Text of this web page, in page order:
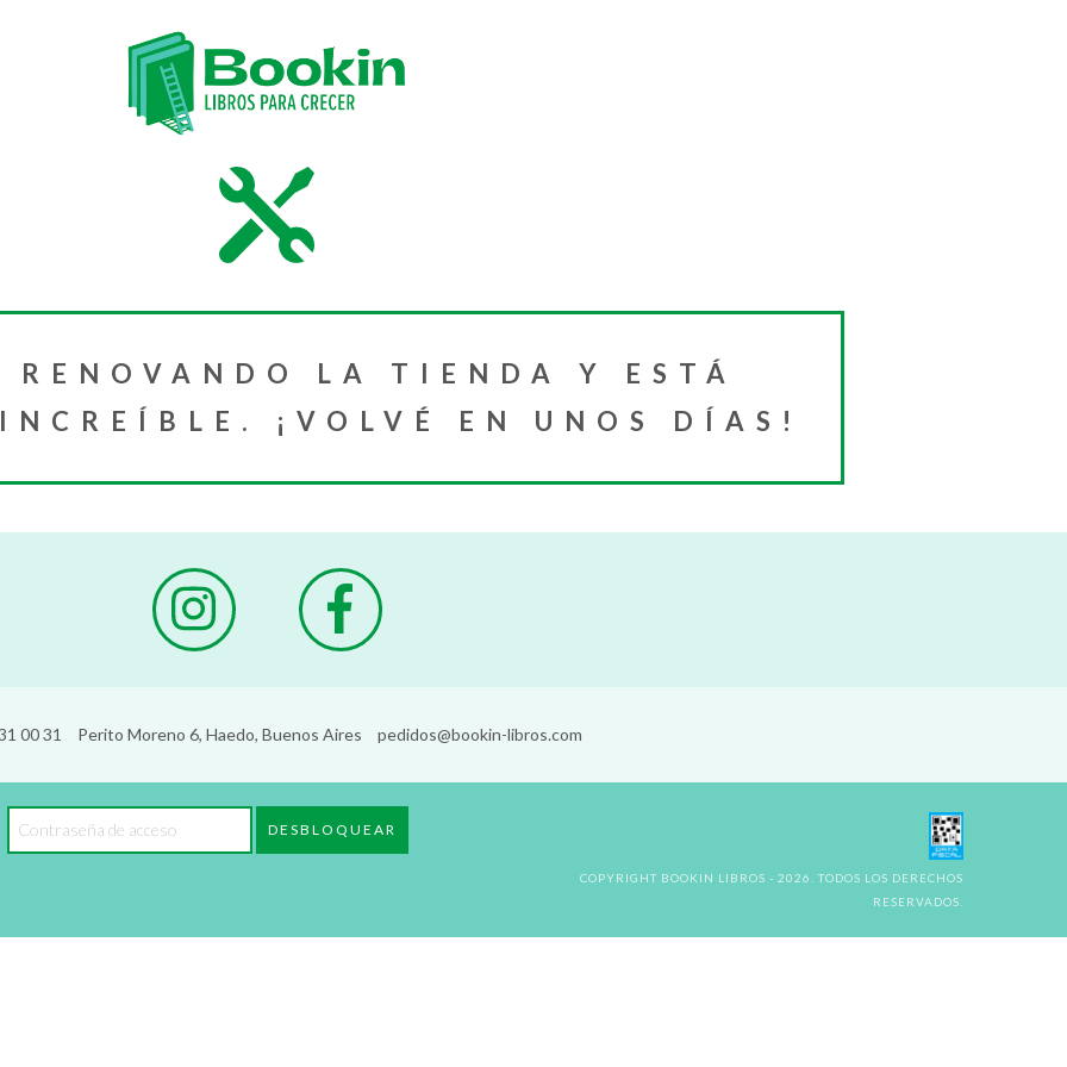
RENOVANDO LA TIENDA Y ESTÁ
¡VOLVÉ EN UNOS DÍAS!
00 31 Perito Moreno 6, Haedo, Buenos Aires pedidos@bookin-libros.com
COPYRIGHT BOOKIN LIBROS - 2026. TODOS LOS DERECHOS
RESERVADOS.